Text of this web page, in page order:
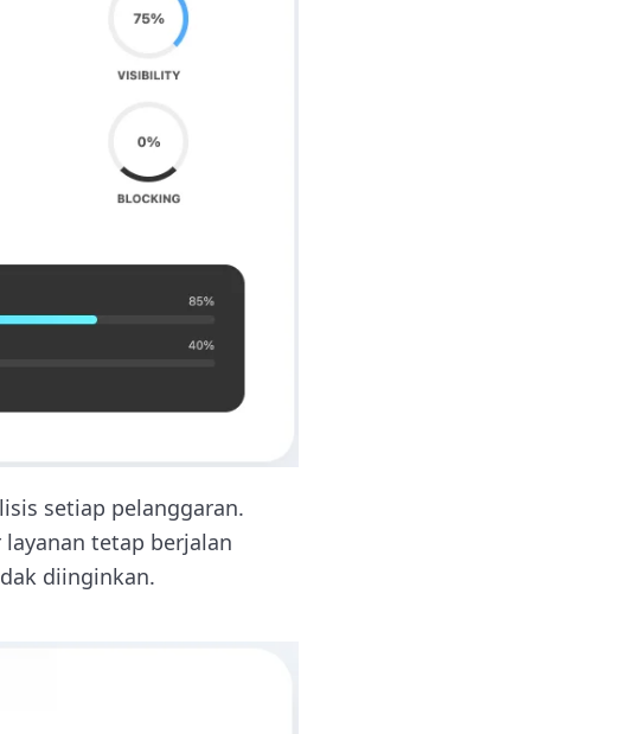
setiap pelanggaran.
tetap berjalan
diinginkan.